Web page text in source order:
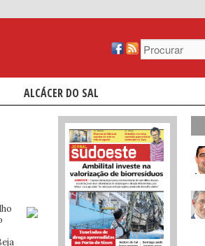
ALCÁCER DO SAL